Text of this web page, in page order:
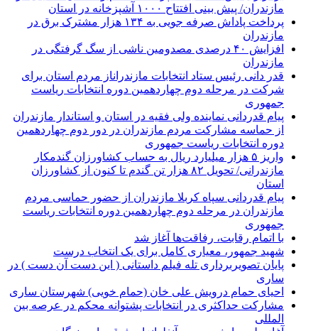
مازندران/ پیش بینی افتتاح ۱۰۰۰ آشپزخانه در استان
پرداخت پاداش صرفه جویی به ۱۳۴ هزار مشترک برق در
مازندران
افزایش ۴۰ درصدی مصدومین ناشی از سگ گرفتگی در
مازندران
قدر دانی رئیس ستاد انتخابات مازندراناز مردم استان برای
شرکت در مرحله دوم چهاردهمین دوره انتخابات ریاست
جمهوری
پیام قدردانی نماینده ولی فقیه در استان و استاندار مازندران
از حماسه مشارکت مردم مازندران در دور دوم چهاردهمین
دوره انتخابات ریاست جمهوری
واریز ۵ هزار میلیارد ریال به حساب کشاورزان گندمکار
مازندرانی/ تحویل ۸۲ هزار تن گندم تا کنون از کشاورزان
استان
پیام قدردانی سپاه کربلا مازندران از حضور حماسی مردم
مازندران در مرحله دوم چهاردهمین دوره انتخابات ریاست
جمهوری
با اتمام رقابت، رفاقت‌ها آغاز شد
شهید جمهور، معیاری کامل برای یک انتخاب درست
پایان تصویربرداری تله فیلم داستانی ( این دست آن دست ) در
ساری
احیای حمام درویش علی خان (حمام خویی) شهرستان ساری
مشارکت حداکثری در انتخابات پشتوانه محکم در عرصه بین
المللی